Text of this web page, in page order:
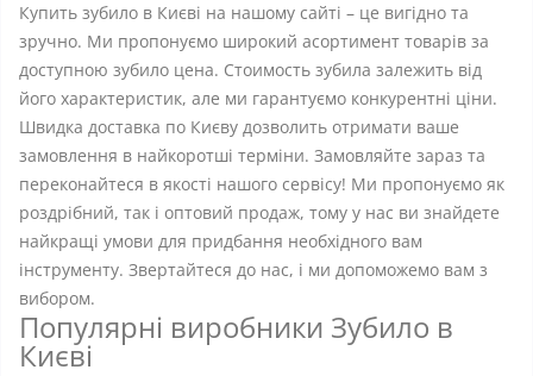
Купить зубило в Києві на нашому сайті – це вигідно та
зручно. Ми пропонуємо широкий асортимент товарів за
доступною зубило цена. Стоимость зубила залежить від
його характеристик, але ми гарантуємо конкурентні ціни.
Швидка доставка по Києву дозволить отримати ваше
замовлення в найкоротші терміни. Замовляйте зараз та
переконайтеся в якості нашого сервісу! Ми пропонуємо як
роздрібний, так і оптовий продаж, тому у нас ви знайдете
найкращі умови для придбання необхідного вам
інструменту. Звертайтеся до нас, і ми допоможемо вам з
вибором.
Популярні виробники Зубило в
Києві